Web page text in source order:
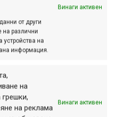
Винаги активен
от други
на различни
устройства на
информация.
на
на реклама
Винаги активен
голям байк парк и да
ден да караш по
му и да ги подобряваш, но
е един от...
SEASON
OF 2019 – Luis